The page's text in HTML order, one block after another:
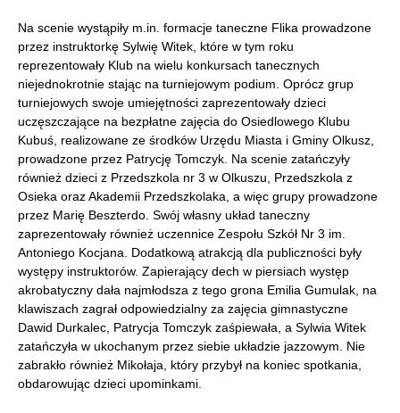
Na scenie wystąpiły m.in. formacje taneczne Flika prowadzone
przez instruktorkę Sylwię Witek, które w tym roku
reprezentowały Klub na wielu konkursach tanecznych
niejednokrotnie stając na turniejowym podium. Oprócz grup
turniejowych swoje umiejętności zaprezentowały dzieci
uczęszczające na bezpłatne zajęcia do Osiedlowego Klubu
Kubuś, realizowane ze środków Urzędu Miasta i Gminy Olkusz,
prowadzone przez Patrycję Tomczyk. Na scenie zatańczyły
również dzieci z Przedszkola nr 3 w Olkuszu, Przedszkola z
Osieka oraz Akademii Przedszkolaka, a więc grupy prowadzone
przez Marię Beszterdo. Swój własny układ taneczny
zaprezentowały również uczennice Zespołu Szkół Nr 3 im.
Antoniego Kocjana. Dodatkową atrakcją dla publiczności były
występy instruktorów. Zapierający dech w piersiach występ
akrobatyczny dała najmłodsza z tego grona Emilia Gumulak, na
klawiszach zagrał odpowiedzialny za zajęcia gimnastyczne
Dawid Durkalec, Patrycja Tomczyk zaśpiewała, a Sylwia Witek
zatańczyła w ukochanym przez siebie układzie jazzowym. Nie
zabrakło również Mikołaja, który przybył na koniec spotkania,
obdarowując dzieci upominkami.